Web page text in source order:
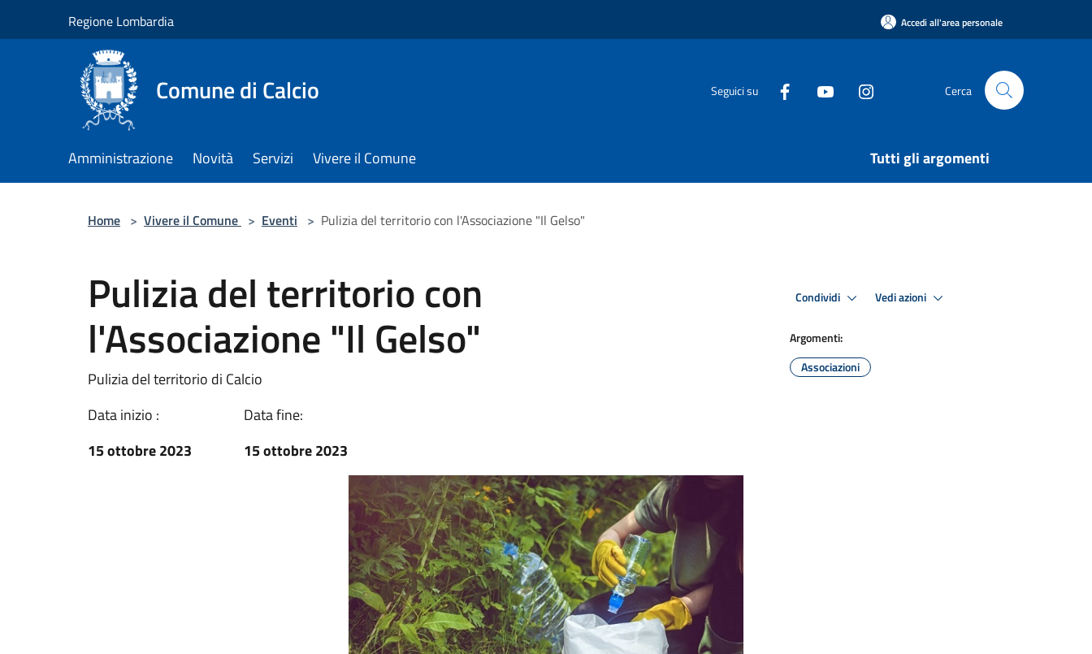
Regione Lombardia Accedi all'area personale
Comune di Calcio Seguici su Cerca
Amministrazione Novità Servizi Vivere il Comune Tutti gli argomenti
Home > Vivere il Comune > Eventi > Pulizia del territorio con l'Associazione "Il Gelso"
Pulizia del territorio con
l'Associazione "Il Gelso"
Pulizia del territorio di Calcio
Data inizio :
15 ottobre 2023
Data fine:
15 ottobre 2023
Condividi Vedi azioni
Argomenti:
Associazioni